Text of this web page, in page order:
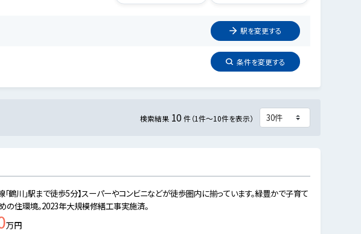
駅を変更する
条件を変更する
検索結果 10 件（1件～10件を表示）
「鶴川」駅まで徒歩5分】スーパーやコンビニなどが徒歩圏内に揃っています。緑豊かで子育て
の住環境。2023年大規模修繕工事実施済。
万円